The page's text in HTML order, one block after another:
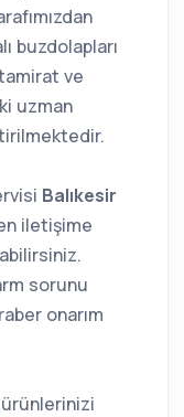
buzdolapları
ve
uzman
Balıkesir
iletişime
sorunu
onarım